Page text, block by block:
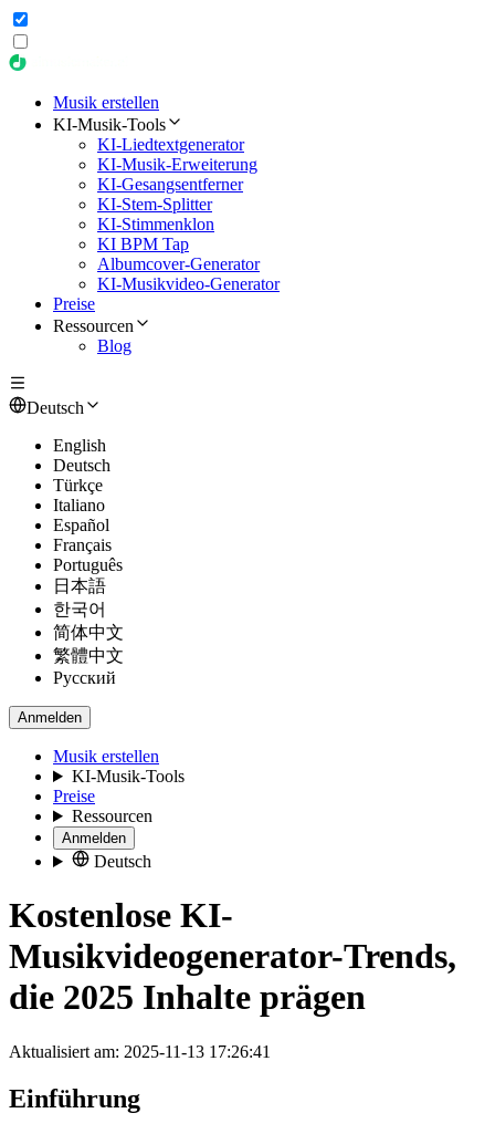
Musik erstellen
KI-Musik-Tools
KI-Liedtextgenerator
KI-Musik-Erweiterung
KI-Gesangsentferner
KI-Stem-Splitter
KI-Stimmenklon
KI BPM Tap
Albumcover-Generator
KI-Musikvideo-Generator
Preise
Ressourcen
Blog
Deutsch
English
Deutsch
Türkçe
Italiano
Español
Français
Português
日本語
한국어
简体中文
繁體中文
Русский
Anmelden
Musik erstellen
KI-Musik-Tools
Preise
Ressourcen
Anmelden
Deutsch
Kostenlose KI-
Musikvideogenerator-Trends,
die 2025 Inhalte prägen
Aktualisiert am: 2025-11-13 17:26:41
Einführung